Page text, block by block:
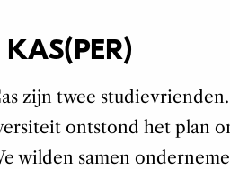
zijn twee
ontstond het plan
wilden samen